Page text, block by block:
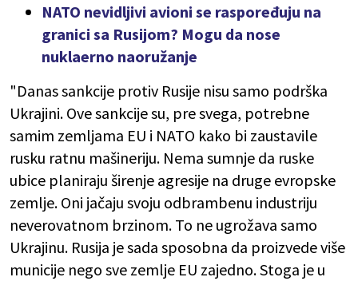
NATO nevidljivi avioni se raspoređuju na
granici sa Rusijom? Mogu da nose
nuklaerno naoružanje
"Danas sankcije protiv Rusije nisu samo podrška
Ukrajini. Ove sankcije su, pre svega, potrebne
samim zemljama EU i NATO kako bi zaustavile
rusku ratnu mašineriju. Nema sumnje da ruske
ubice planiraju širenje agresije na druge evropske
zemlje. Oni jačaju svoju odbrambenu industriju
neverovatnom brzinom. To ne ugrožava samo
Ukrajinu. Rusija je sada sposobna da proizvede više
municije nego sve zemlje EU zajedno. Stoga je u